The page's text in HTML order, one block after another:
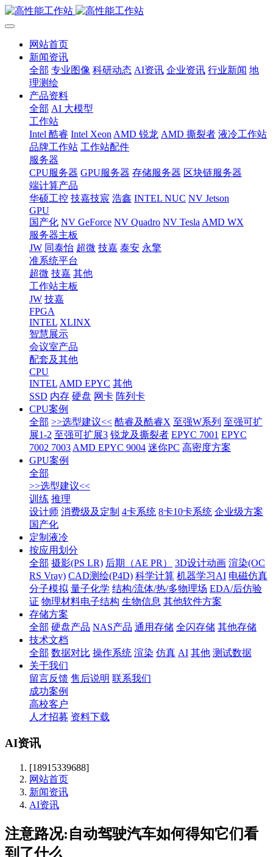
网站首页
新闻资讯
全部 专业图像 科研动态 AI资讯 企业资讯 行业新闻 地
理测绘
产品资料
全部 AI 大模型
工作站
Intel 酷睿 Intel Xeon AMD 锐龙 AMD 撕裂者 液冷工作站
品牌工作站 工作站配件
服务器
CPU服务器 GPU服务器 存储服务器 区块链服务器
端计算产品
华硕工控 技嘉技宸 浩鑫 INTEL NUC NV Jetson
GPU
国产化 NV GeForce NV Quadro NV Tesla AMD WX
服务器主板
JW 同泰怡 超微 技嘉 泰安 永擎
准系统平台
超微 技嘉 其他
工作站主板
JW 技嘉
FPGA
INTEL XLINX
智慧展示
会议室产品
配套及其他
CPU
INTEL AMD EPYC 其他
SSD 内存 硬盘 网卡 阵列卡
CPU案例
全部 >>选型建议<< 酷睿及酷睿X 至强W系列 至强可扩
展1-2 至强可扩展3 锐龙及撕裂者 EPYC 7001 EPYC
7002 7003 AMD EPYC 9004 迷你PC 高密度方案
GPU案例
全部
>>选型建议<<
训练 推理
设计师 消费级及定制 4卡系统 8卡10卡系统 企业级方案
国产化
定制液冷
按应用划分
全部 摄影(PS LR) 后期（AE PR） 3D设计动画 渲染(OC
RS Vray) CAD测绘(P4D) 科学计算 机器学习AI 电磁仿真
分子模拟 量子化学 结构/流体/热/多物理场 EDA/后仿验
证 物理材料电子结构 生物信息 其他软件方案
存储方案
全部 硬盘产品 NAS产品 通用存储 全闪存储 其他存储
技术文档
全部 数据对比 操作系统 渲染 仿真 AI 其他 测试数据
关于我们
留言反馈 售后说明 联系我们
成功案例
高校客户
人才招募 资料下载
AI资讯
[18915339688]
网站首页
新闻资讯
AI资讯
注意路况:自动驾驶汽车如何得知它们看
到了什么